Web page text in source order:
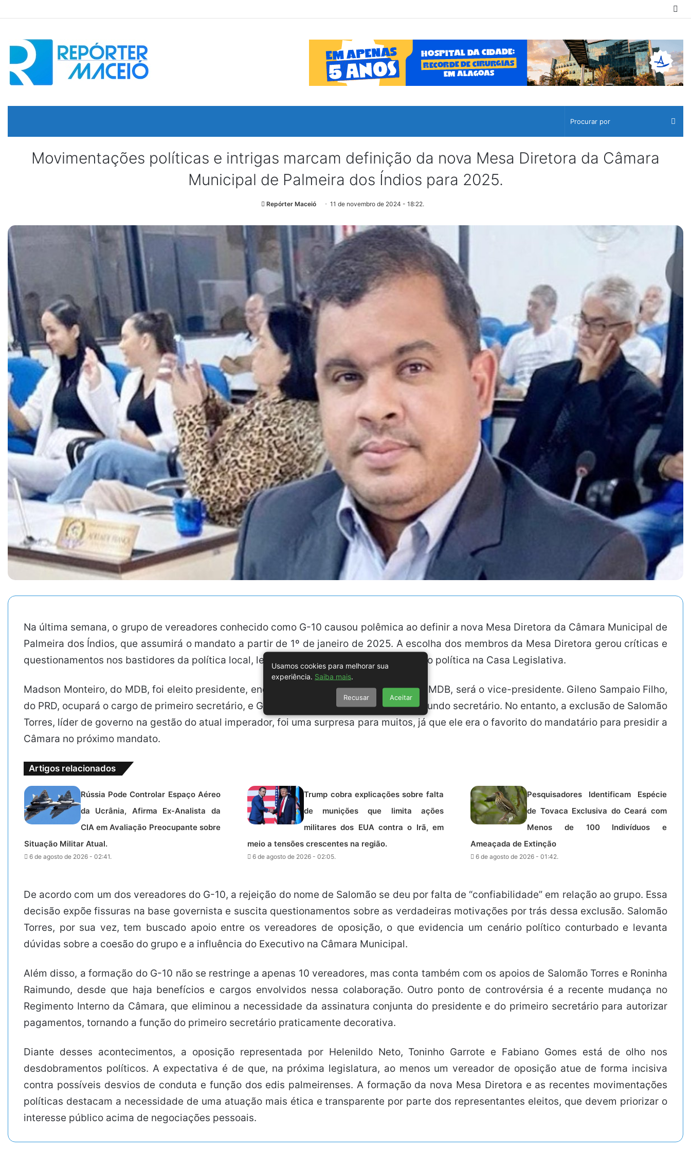
Movimentações políticas e intrigas marcam definição da nova Mesa Diretora da Câmara
Municipal de Palmeira dos Índios para 2025.
Repórter Maceió 11 de novembro de 2024 - 18:22.
Na última semana, o grupo de vereadores conhecido como G-10 causou polêmica ao definir a nova Mesa Diretora da Câmara Municipal de
Palmeira dos Índios, que assumirá o mandato a partir de 1º de janeiro de 2025. A escolha dos membros da Mesa Diretora gerou críticas e
questionamentos nos bastidores da política local, levantando dúvidas sobre a condução política na Casa Legislativa.
Madson Monteiro, do MDB, foi eleito presidente, enquanto Maxuel Feitosa, também do MDB, será o vice-presidente. Gileno Sampaio Filho,
do PRD, ocupará o cargo de primeiro secretário, e Geraldinho Ribeiro, do SD, será o segundo secretário. No entanto, a exclusão de Salomão
Torres, líder de governo na gestão do atual imperador, foi uma surpresa para muitos, já que ele era o favorito do mandatário para presidir a
Câmara no próximo mandato.
Artigos relacionados
Rússia Pode Controlar Espaço Aéreo
da Ucrânia, Afirma Ex-Analista da
CIA em Avaliação Preocupante sobre
Situação Militar Atual.
6 de agosto de 2026 - 02:41.
Trump cobra explicações sobre falta
de munições que limita ações
militares dos EUA contra o Irã, em
meio a tensões crescentes na região.
6 de agosto de 2026 - 02:05.
Pesquisadores Identificam Espécie
de Tovaca Exclusiva do Ceará com
Menos de 100 Indivíduos e
Ameaçada de Extinção
6 de agosto de 2026 - 01:42.
De acordo com um dos vereadores do G-10, a rejeição do nome de Salomão se deu por falta de “confiabilidade” em relação ao grupo. Essa
decisão expõe fissuras na base governista e suscita questionamentos sobre as verdadeiras motivações por trás dessa exclusão. Salomão
Torres, por sua vez, tem buscado apoio entre os vereadores de oposição, o que evidencia um cenário político conturbado e levanta
dúvidas sobre a coesão do grupo e a influência do Executivo na Câmara Municipal.
Além disso, a formação do G-10 não se restringe a apenas 10 vereadores, mas conta também com os apoios de Salomão Torres e Roninha
Raimundo, desde que haja benefícios e cargos envolvidos nessa colaboração. Outro ponto de controvérsia é a recente mudança no
Regimento Interno da Câmara, que eliminou a necessidade da assinatura conjunta do presidente e do primeiro secretário para autorizar
pagamentos, tornando a função do primeiro secretário praticamente decorativa.
Diante desses acontecimentos, a oposição representada por Helenildo Neto, Toninho Garrote e Fabiano Gomes está de olho nos
desdobramentos políticos. A expectativa é de que, na próxima legislatura, ao menos um vereador de oposição atue de forma incisiva
contra possíveis desvios de conduta e função dos edis palmeirenses. A formação da nova Mesa Diretora e as recentes movimentações
políticas destacam a necessidade de uma atuação mais ética e transparente por parte dos representantes eleitos, que devem priorizar o
interesse público acima de negociações pessoais.
Usamos cookies para melhorar sua
experiência. Saiba mais.
Recusar Aceitar